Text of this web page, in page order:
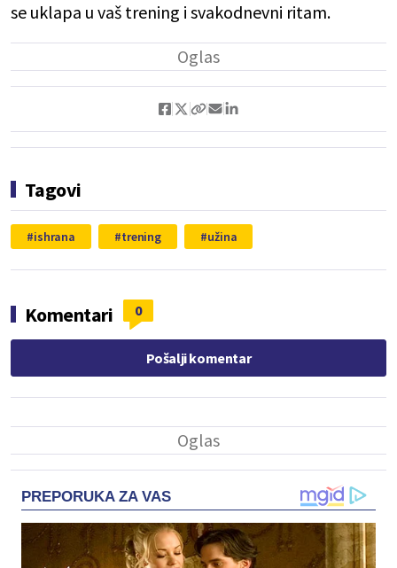
se uklapa u vaš trening i svakodnevni ritam.
Tagovi
ishrana trening užina
Komentari 0
Pošalji komentar
PREPORUKA ZA VAS